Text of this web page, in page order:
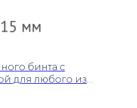
бинта с
для любого из